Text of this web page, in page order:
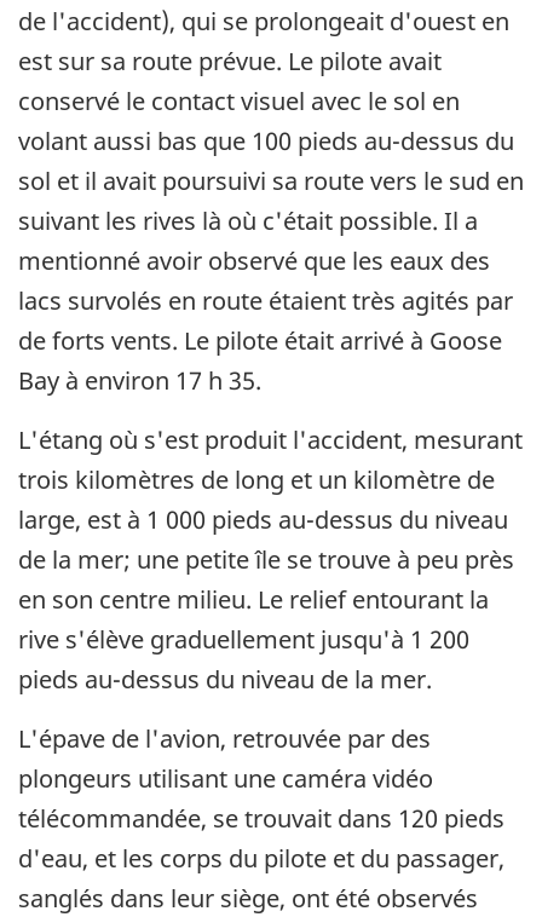
de l'accident), qui se prolongeait d'ouest en
est sur sa route prévue. Le pilote avait
conservé le contact visuel avec le sol en
volant aussi bas que 100 pieds au-dessus du
sol et il avait poursuivi sa route vers le sud en
suivant les rives là où c'était possible. Il a
mentionné avoir observé que les eaux des
lacs survolés en route étaient très agités par
de forts vents. Le pilote était arrivé à Goose
Bay à environ 17 h 35.
L'étang où s'est produit l'accident, mesurant
trois kilomètres de long et un kilomètre de
large, est à 1 000 pieds au-dessus du niveau
de la mer; une petite île se trouve à peu près
en son centre milieu. Le relief entourant la
rive s'élève graduellement jusqu'à 1 200
pieds au-dessus du niveau de la mer.
L'épave de l'avion, retrouvée par des
plongeurs utilisant une caméra vidéo
télécommandée, se trouvait dans 120 pieds
d'eau, et les corps du pilote et du passager,
sanglés dans leur siège, ont été observés